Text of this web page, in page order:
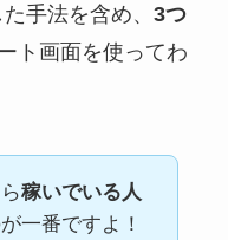
手法を含め、 3つ
ト画面を使ってわ
稼いでいる人
一番ですよ！